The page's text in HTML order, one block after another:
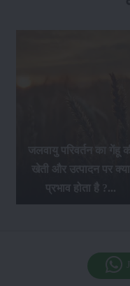
लहसुन की कीमतों में आए
उछाल की क्या वजह है